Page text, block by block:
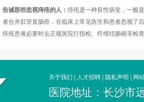
告诫那些忽视痔疮的人： 痔疮是一种良性病变，一般
者合并肛管直肠癌，在临床上常见医生和患者忽视了
痔疮患者必要时去正规医院行指检、纤维结肠镜等检
关于我们 人才招聘 隐私声明 网
医院地址：长沙市